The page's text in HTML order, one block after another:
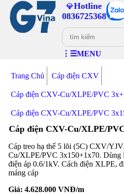
💎Hotline
0836725368
⋮☰MENU
Trang Chủ Cáp điện CXV
Cáp điện CXV-Cu/XLPE/PVC
Cáp điện CXV-Cu/XLPE/PVC
Cáp điện CXV-Cu/XLPE/
Cáp treo hạ thế 5 lõi (5C) CXV/
Cu/XLPE/PVC 3x150+1x70. Dùng
điện áp 0.6/1kV. Cách điện XLPE,
máng cáp
Giá: 4.628.000VNĐ/m